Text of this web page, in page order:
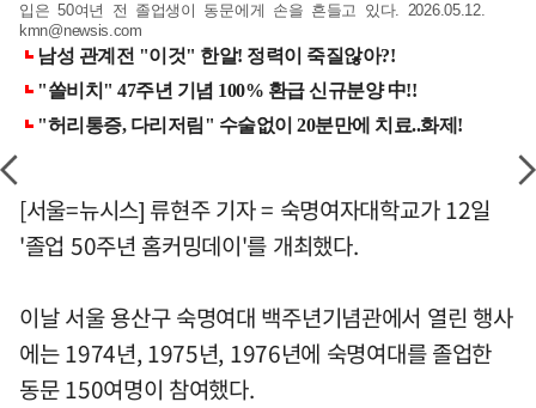
입은 50여년 전 졸업생이 동문에게 손을 흔들고 있다. 2026.05.12.
kmn@newsis.com
[서울=뉴시스] 류현주 기자 = 숙명여자대학교가 12일
'졸업 50주년 홈커밍데이'를 개최했다.
이날 서울 용산구 숙명여대 백주년기념관에서 열린 행사
에는 1974년, 1975년, 1976년에 숙명여대를 졸업한
동문 150여명이 참여했다.